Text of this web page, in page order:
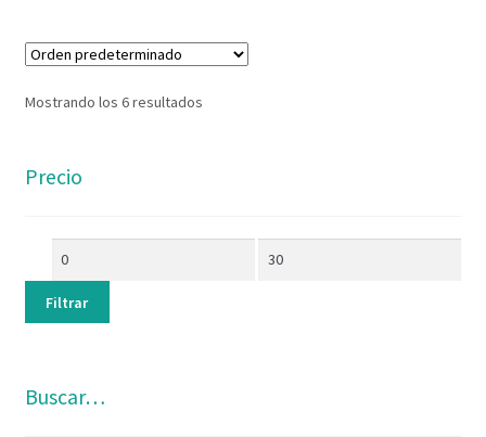
Mostrando los 6 resultados
Precio
Filtrar
Buscar…